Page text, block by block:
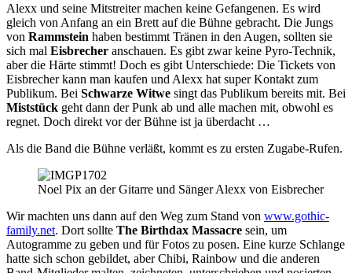
Alexx und seine Mitstreiter machen keine Gefangenen. Es wird
gleich von Anfang an ein Brett auf die Bühne gebracht. Die Jungs
von Rammstein haben bestimmt Tränen in den Augen, sollten sie
sich mal Eisbrecher anschauen. Es gibt zwar keine Pyro-Technik,
aber die Härte stimmt! Doch es gibt Unterschiede: Die Tickets von
Eisbrecher kann man kaufen und Alexx hat super Kontakt zum
Publikum. Bei Schwarze Witwe singt das Publikum bereits mit. Bei
Miststück geht dann der Punk ab und alle machen mit, obwohl es
regnet. Doch direkt vor der Bühne ist ja überdacht …
Als die Band die Bühne verläßt, kommt es zu ersten Zugabe-Rufen.
Noel Pix an der Gitarre und Sänger Alexx von Eisbrecher
Wir machten uns dann auf den Weg zum Stand von www.gothic-
family.net. Dort sollte The Birthdax Massacre sein, um
Autogramme zu geben und für Fotos zu posen. Eine kurze Schlange
hatte sich schon gebildet, aber Chibi, Rainbow und die anderen